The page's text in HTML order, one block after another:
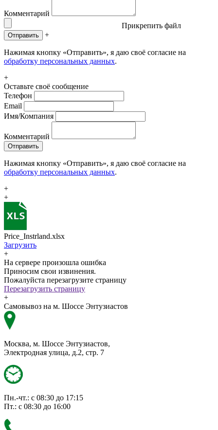
Комментарий
Прикрепить файл
Отправить +
Нажимая кнопку «Отправить», я даю своё согласие на
обработку персональных данных.
+
Оставьте своё сообщение
Телефон
Email
Имя/Компания
Комментарий
Отправить
Нажимая кнопку «Отправить», я даю своё согласие на
обработку персональных данных.
+
+
Price_Instrland.xlsx
Загрузить
+
На сервере произошла ошибка
Приносим свои извинения.
Пожалуйста перезагрузите страницу
Перезагрузить страницу
+
Самовывоз на м. Шоссе Энтузиастов
Москва, м. Шоссе Энтузиастов,
Электродная улица, д.2, стр. 7
Пн.-чт.: с 08:30 до 17:15
Пт.: с 08:30 до 16:00